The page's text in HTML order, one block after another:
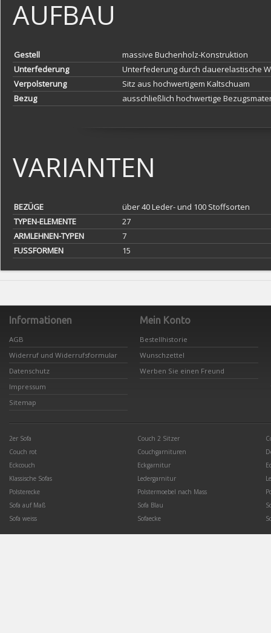
AUFBAU
Gestell
massive Buchenholz-Konstruktion
Unterfederung
Unterfederung durch dauerelastische
Verpolsterung
Sitz aus hochwertigem Kaltschuam
Bezug
ausschließlich hochwertige
VARIANTEN
BEZÜGE
über 40 Leder- und 100 Stoffsorten
TYPEN-ELEMENTE
27
ARMLEHNEN-TYPEN
7
FUSSFORMEN
15
Informationen
AGB
Widerruf und Widerrufsformular
Datenschutz
Impressum
Sitemap
Mein Konto
Bestellhistorie
Wunschzettel
Werben Sie einen Freund
2er Sofa Couch 2 Sitzer
Couch rot
Couchgarnituren
Eckcouch
Eckgarnitur
Klassische Sofas
Ledergarnitur
Polsterecke
Polstermoebel nach Mass
Sofa auf Maß
Sofa Blau
Sofa weiss
Sofaecke